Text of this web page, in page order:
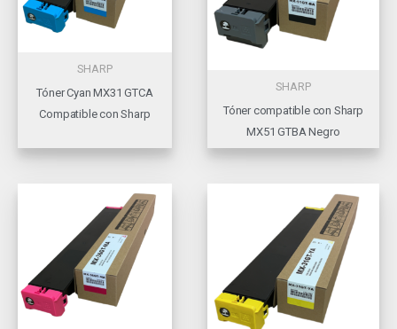
SHARP
Tóner Cyan MX31 GTCA
Compatible con Sharp
SHARP
Tóner compatible con Sharp
MX51 GTBA Negro